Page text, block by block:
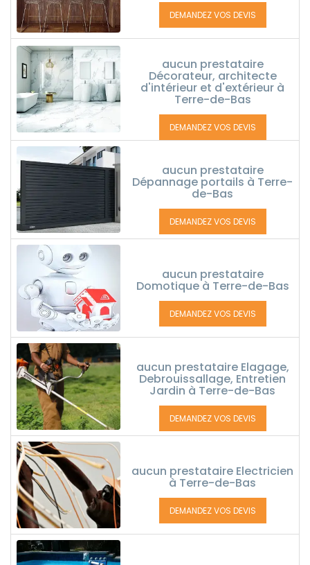
DEMANDEZ VOS DEVIS
aucun prestataire
Décorateur, architecte
d'intérieur et d'extérieur à
Terre-de-Bas
DEMANDEZ VOS DEVIS
aucun prestataire
Dépannage portails à Terre-
de-Bas
DEMANDEZ VOS DEVIS
aucun prestataire
Domotique à Terre-de-Bas
DEMANDEZ VOS DEVIS
aucun prestataire Elagage,
Debrouissallage, Entretien
Jardin à Terre-de-Bas
DEMANDEZ VOS DEVIS
aucun prestataire Electricien
à Terre-de-Bas
DEMANDEZ VOS DEVIS